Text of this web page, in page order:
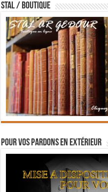
STAL / BOUTIQUE
Pour vos pardons en extérieur